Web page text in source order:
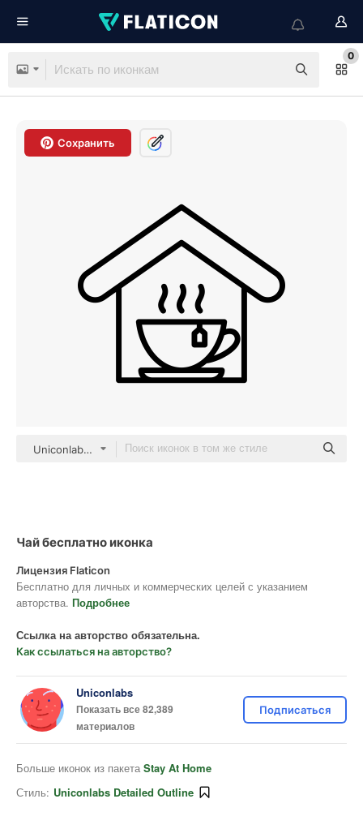
0
Сохранить
Uniconlabs Detailed Outline
Чай бесплатно иконка
Лицензия Flaticon
Бесплатно для личных и коммерческих целей с указанием
авторства. Подробнее
Ссылка на авторство обязательна.
Как ссылаться на авторство?
Uniconlabs
Показать все 82,389
материалов
Подписаться
Больше иконок из пакета Stay At Home
Стиль: Uniconlabs Detailed Outline